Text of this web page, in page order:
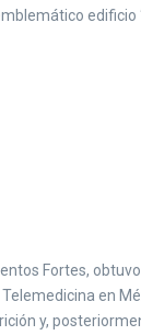
edificio
Fortes,
en
y,